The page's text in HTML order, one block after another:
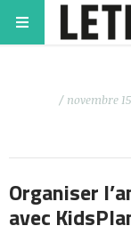
/ novembre
Organiser
avec